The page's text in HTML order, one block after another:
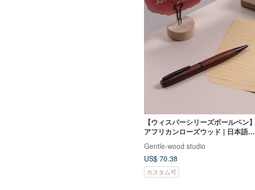
【ウィスパーシリーズボールペン】
アフリカンローズウッド | 日本語・
英語カスタム （単体）
Gentle-wood studio
US$ 70.38
カスタム可